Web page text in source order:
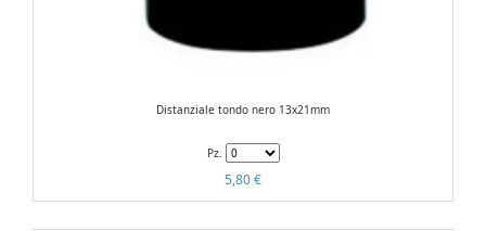
Distanziale tondo nero 13x21mm
Pz.
5,80 €